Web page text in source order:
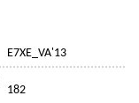
E7XE_VA'13
182